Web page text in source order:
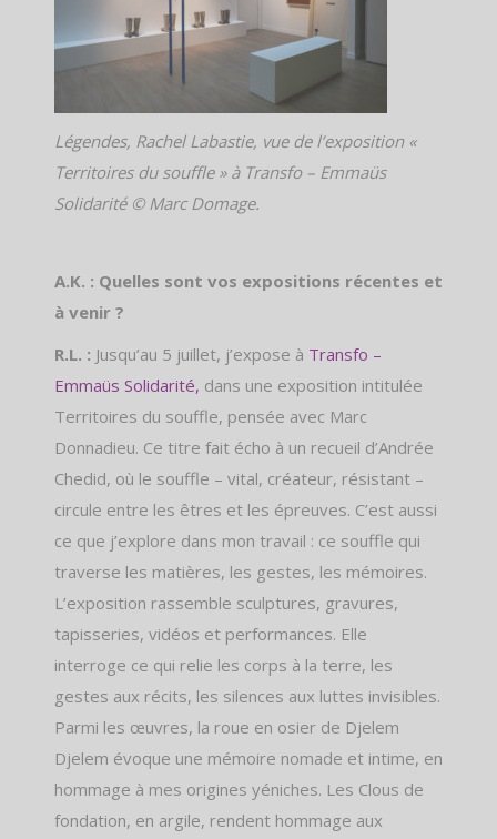
Légendes, Rachel Labastie, vue de l’exposition «
Territoires du souffle » à Transfo – Emmaüs
Solidarité © Marc Domage.
A.K. : Quelles sont vos expositions récentes et
à venir ?
R.L. : Jusqu’au 5 juillet, j’expose à Transfo –
Emmaüs Solidarité, dans une exposition intitulée
Territoires du souffle, pensée avec Marc
Donnadieu. Ce titre fait écho à un recueil d’Andrée
Chedid, où le souffle – vital, créateur, résistant –
circule entre les êtres et les épreuves. C’est aussi
ce que j’explore dans mon travail : ce souffle qui
traverse les matières, les gestes, les mémoires.
L’exposition rassemble sculptures, gravures,
tapisseries, vidéos et performances. Elle
interroge ce qui relie les corps à la terre, les
gestes aux récits, les silences aux luttes invisibles.
Parmi les œuvres, la roue en osier de Djelem
Djelem évoque une mémoire nomade et intime, en
hommage à mes origines yéniches. Les Clous de
fondation, en argile, rendent hommage aux